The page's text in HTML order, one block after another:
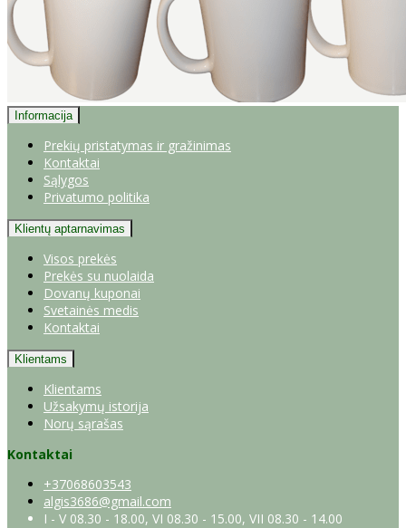
Informacija
Prekių pristatymas ir gražinimas
Kontaktai
Sąlygos
Privatumo politika
Klientų aptarnavimas
Visos prekės
Prekės su nuolaida
Dovanų kuponai
Svetainės medis
Kontaktai
Klientams
Klientams
Užsakymų istorija
Norų sąrašas
Kontaktai
+37068603543
algis3686@gmail.com
I - V 08.30 - 18.00, VI 08.30 - 15.00, VII 08.30 - 14.00